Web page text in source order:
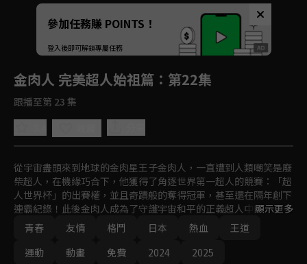
Unmute
如有不便請見諒
參加任務賺 POINTS！
登入後即可解鎖專屬任務
金肉人 完美超人始祖篇 ：第22集
跟播至第 23 集
從宇宙盡頭來到地球的金肉星王子金肉人，一直遭到人類嘲笑是廢
柴超人，在機緣巧合下，他獲得了角逐世界第一超人的競賽：「超
人世界杯」的出賽權，並且奇蹟般的奪得冠軍，甚至還在隔年創下
連霸紀錄！此後金肉人成為了守護宇宙和平的正義超人中的核心人
物，他與夥伴憑藉友誼的力量，擊敗了企圖統治世界的惡魔超人、
意圖消滅地球上弱小超人的完美超人等兇猛的敵對勢力。大約過了
一年半後全宇宙應該還在一片祥和之中，但是！？
顯示更多
青春
友情 格鬥 日本 熱血
王道
運動
動畫 免費 2024 2025